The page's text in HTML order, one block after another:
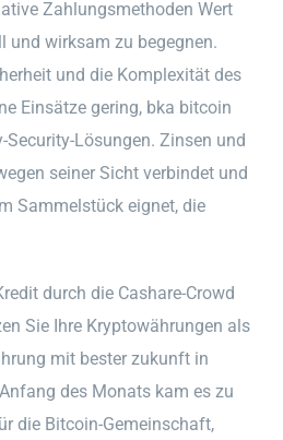
Zahlungsmethoden Wert
und wirksam zu begegnen.
und die Komplexität des
Einsätze gering, bka bitcoin
Lösungen. Zinsen und
seiner Sicht verbindet und
Sammelstück eignet, die
durch die Cashare-Crowd
Sie Ihre Kryptowährungen als
mit bester zukunft in
des Monats kam es zu
die Bitcoin-Gemeinschaft,